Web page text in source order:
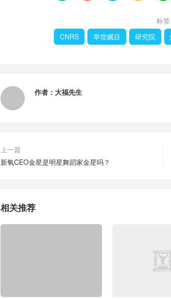
标签
CNRS
举世瞩目 研究院
作者： 大福先生
上一篇
新氧CEO金星是明星舞蹈家金星吗？
相关推荐